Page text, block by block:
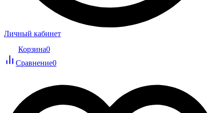
Личный кабинет
Корзина0
Сравнение0